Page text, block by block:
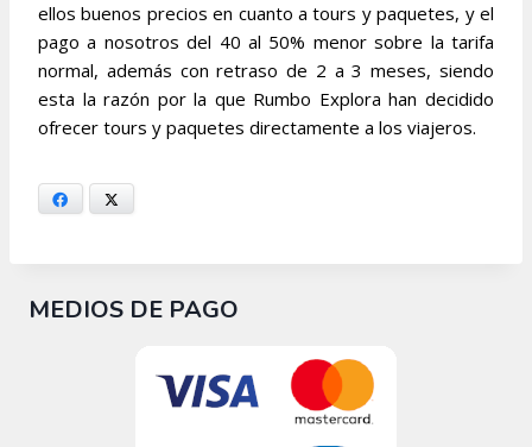
ellos buenos precios en cuanto a tours y paquetes, y el
pago a nosotros del 40 al 50% menor sobre la tarifa
normal, además con retraso de 2 a 3 meses, siendo
esta la razón por la que Rumbo Explora han decidido
ofrecer tours y paquetes directamente a los viajeros.
Facebook
MEDIOS DE PAGO